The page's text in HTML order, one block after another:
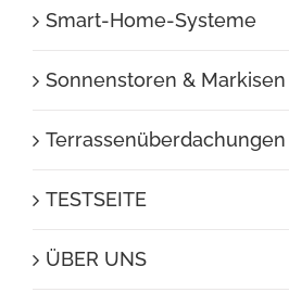
Smart-Home-Systeme
Sonnenstoren & Markisen
Terrassenüberdachungen
TESTSEITE
ÜBER UNS